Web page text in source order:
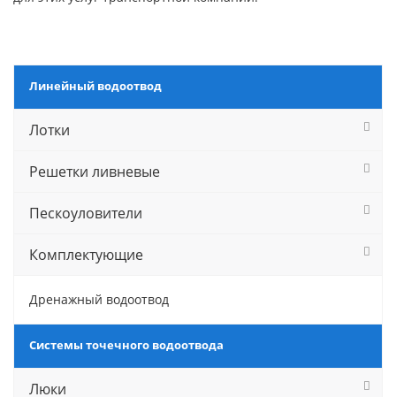
Линейный водоотвод
Лотки
Решетки ливневые
Пескоуловители
Комплектующие
Дренажный водоотвод
Системы точечного водоотвода
Люки